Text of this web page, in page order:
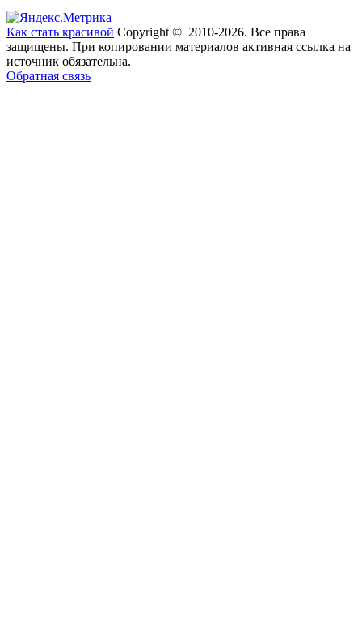
Как стать красивой Copyright © 2010-2026. Все права
защищены. При копировании материалов активная ссылка на
источник обязательна.
Обратная связь